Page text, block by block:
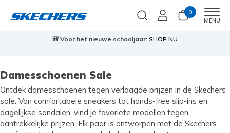
0
MENU
🎒 Voor het nieuwe schooljaar: SHOP NU
Damesschoenen Sale
Ontdek damesschoenen tegen verlaagde prijzen in de Skechers
sale. Van comfortabele sneakers tot hands-free slip-ins en
dagelijkse sandalen, vind je favoriete modellen tegen
aantrekkelijke prijzen. Elk paar is ontworpen met de Skechers